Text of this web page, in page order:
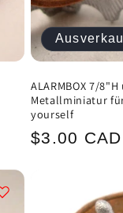
ALARMBOX 7/
Metallminiatur
yourself
Normaler
$3.00 CAD